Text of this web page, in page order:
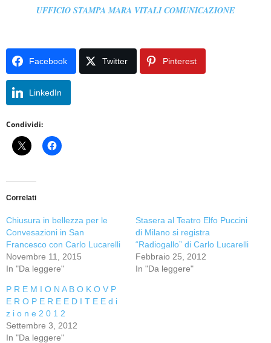
UFFICIO STAMPA MARA VITALI COMUNICAZIONE
Facebook Twitter Pinterest
LinkedIn
Condividi:
Correlati
Chiusura in bellezza per le
Convesazioni in San
Francesco con Carlo Lucarelli
Novembre 11, 2015
In "Da leggere"
Stasera al Teatro Elfo Puccini
di Milano si registra
“Radiogallo” di Carlo Lucarelli
Febbraio 25, 2012
In "Da leggere"
P R E M I O N A B O K O V P
E R O P E R E E D I T E E d i
z i o n e 2 0 1 2
Settembre 3, 2012
In "Da leggere"